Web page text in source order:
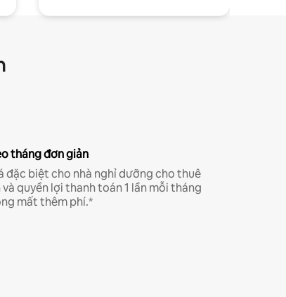
tháng đơn giản
đặc biệt cho nhà nghỉ dưỡng cho thuê
và quyền lợi thanh toán 1 lần mỗi tháng
mất thêm phí.*